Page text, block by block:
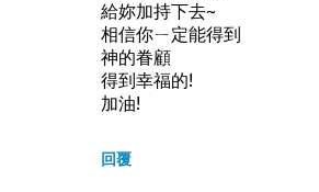
給妳加持下去~
相信你ㄧ定能得到
神的眷顧
得到幸福的!
加油!
回覆